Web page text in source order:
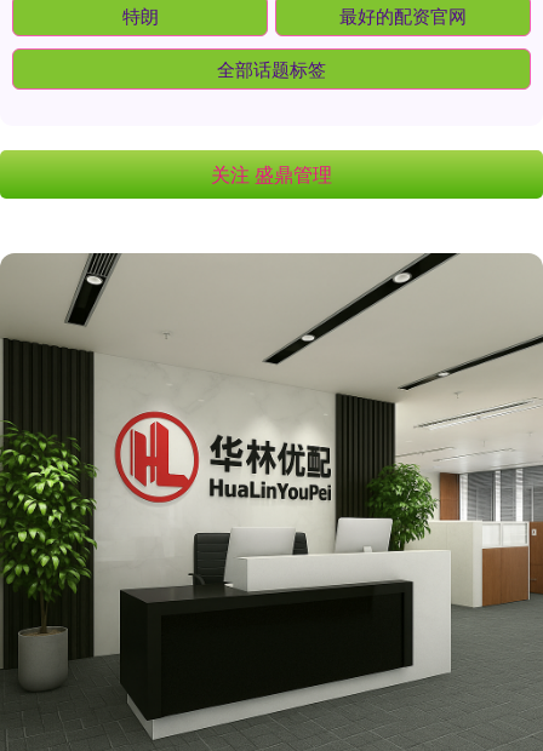
特朗 最好的配资官网
全部话题标签
关注 盛鼎管理